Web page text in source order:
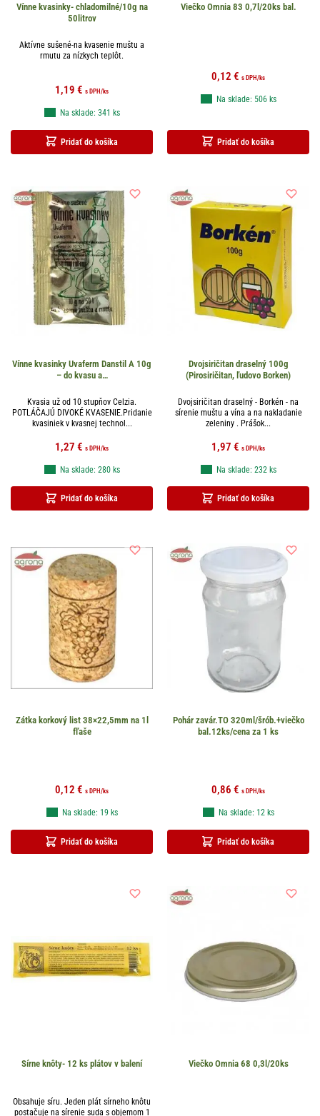
Vínne kvasinky- chladomilné/10g na
50litrov
Aktívne sušené-na kvasenie muštu a
rmutu za nízkych teplôt.
1,19 € s DPH /ks
Pridať do košíka
Na sklade: 341 ks
Viečko Omnia 83 0,7l/20ks bal.
0,12 € s DPH /ks
Pridať do košíka
Na sklade: 506 ks
Vínne kvasinky Uvaferm Danstil A 10g
– do kvasu a…
Kvasia už od 10 stupňov Celzia.
POTLÁČAJÚ DIVOKÉ KVASENIE.Pridanie
kvasiniek v kvasnej technol...
1,27 € s DPH /ks
Pridať do košíka
Na sklade: 280 ks
Dvojsiričitan draselný 100g
(Pirosiričitan, ľudovo Borken)
Dvojsiričitan draselný - Borkén - na
sírenie muštu a vína a na nakladanie
zeleniny . Prášok...
1,97 € s DPH /ks
Pridať do košíka
Na sklade: 232 ks
Zátka korkový list 38×22,5mm na 1l
fľaše
0,12 € s DPH /ks
Pridať do košíka
Na sklade: 19 ks
Pohár zavár.TO 320ml/šrób.+viečko
bal.12ks/cena za 1 ks
0,86 € s DPH /ks
Pridať do košíka
Na sklade: 12 ks
Sírne knôty- 12 ks plátov v balení
Obsahuje síru. Jeden plát sírneho knôtu
postačuje na sírenie suda s objemom 1
Viečko Omnia 68 0,3l/20ks